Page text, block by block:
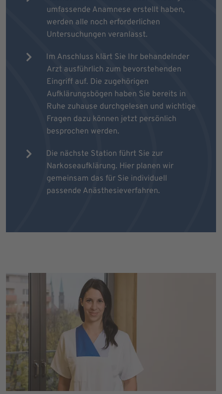
umfassende Anamnese erstellt haben,
werden alle noch erforderlichen
Untersuchungen veranlasst.
Im Anschluss klärt Sie Ihr behandelnder
Arzt ausführlich zum bevorstehenden
Eingriff auf. Die zugehörigen
Aufklärungsbögen haben Sie bereits in
Ruhe zuhause durchgelesen und wichtige
Fragen dazu können jetzt persönlich
besprochen werden.
Die nächste Station führt Sie zur
Narkoseaufklärung. Hier planen wir
gemeinsam das für Sie individuell
passende Anästhesieverfahren.